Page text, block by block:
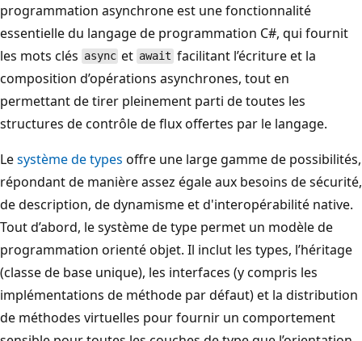
programmation asynchrone est une fonctionnalité
essentielle du langage de programmation C#, qui fournit
les mots clés async et await facilitant l’écriture et la
composition d’opérations asynchrones, tout en
permettant de tirer pleinement parti de toutes les
structures de contrôle de flux offertes par le langage.
Lesystème de types offre une large gamme de possibilités,
répondant de manière assez égale aux besoins de sécurité,
de description, de dynamisme et d'interopérabilité native.
Tout d’abord, le système de type permet un modèle de
programmation orienté objet. Il inclut les types, l’héritage
(classe de base unique), les interfaces (y compris les
implémentations de méthode par défaut) et la distribution
de méthodes virtuelles pour fournir un comportement